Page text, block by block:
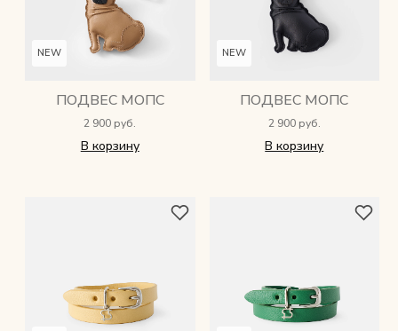
NEW
ПОДВЕС МОПС
2 900 руб.
В корзину
NEW
ПОДВЕС МОПС
2 900 руб.
В корзину